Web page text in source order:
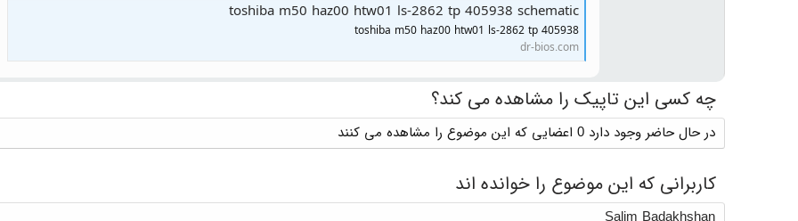
toshiba m50 haz00 htw01 ls-2862 tp 405938 schematic
toshiba m50 haz00 htw01 ls-2862 tp 405938
dr-bios.com
چه کسی این تاپیک را مشاهده می کند؟
در حال حاضر وجود دارد 0 اعضایی که این موضوع را مشاهده می کنند
کاربرانی که این موضوع را خوانده اند